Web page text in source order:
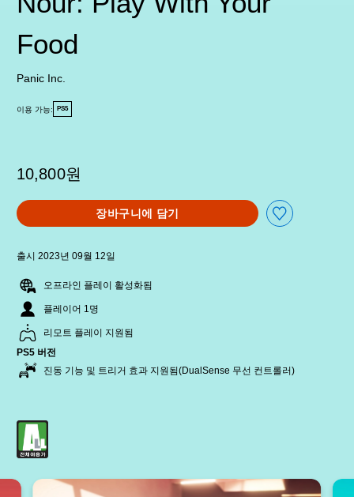
Food
Panic Inc.
이용 가능: PS5
10,800원
장바구니에 담기
출시 2023년 09월 12일
오프라인 플레이 활성화됨
플레이어 1명
리모트 플레이 지원됨
PS5 버전
진동 기능 및 트리거 효과 지원됨(DualSense 무선 컨트롤러)